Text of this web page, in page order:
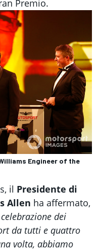
Premio.
Engineer of the
il Presidente di
Allen ha affermato,
dei
da tutti e quattro
volta, abbiamo